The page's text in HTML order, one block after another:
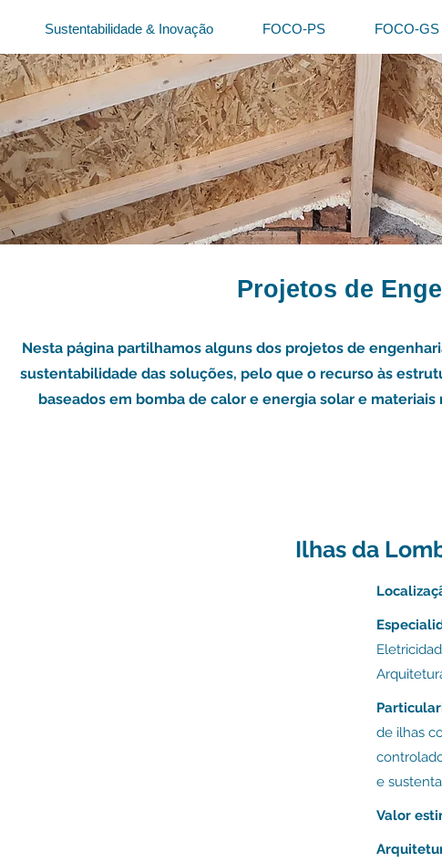
Sustentabilidade & Inovação FOCO-PS FOCO-GS
Projetos de
Nesta página partilhamos alguns dos projetos de
sustentabilidade das soluções, pelo que o recurso às
baseados em bomba de calor e energia solar e
Ilhas da
E
de ilhas
e
Valor